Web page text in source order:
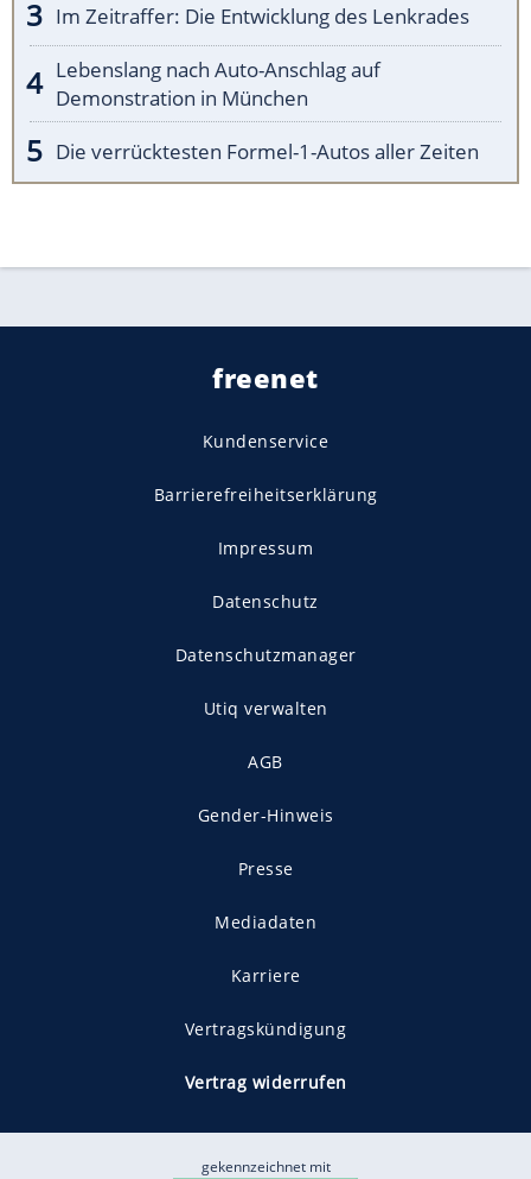
Im Zeitraffer: Die Entwicklung des Lenkrades
Lebenslang nach Auto-Anschlag auf
Demonstration in München
Die verrücktesten Formel-1-Autos aller Zeiten
freenet
Kundenservice
Barrierefreiheitserklärung
Impressum
Datenschutz
Datenschutzmanager
Utiq verwalten
AGB
Gender-Hinweis
Presse
Mediadaten
Karriere
Vertragskündigung
Vertrag widerrufen
gekennzeichnet mit